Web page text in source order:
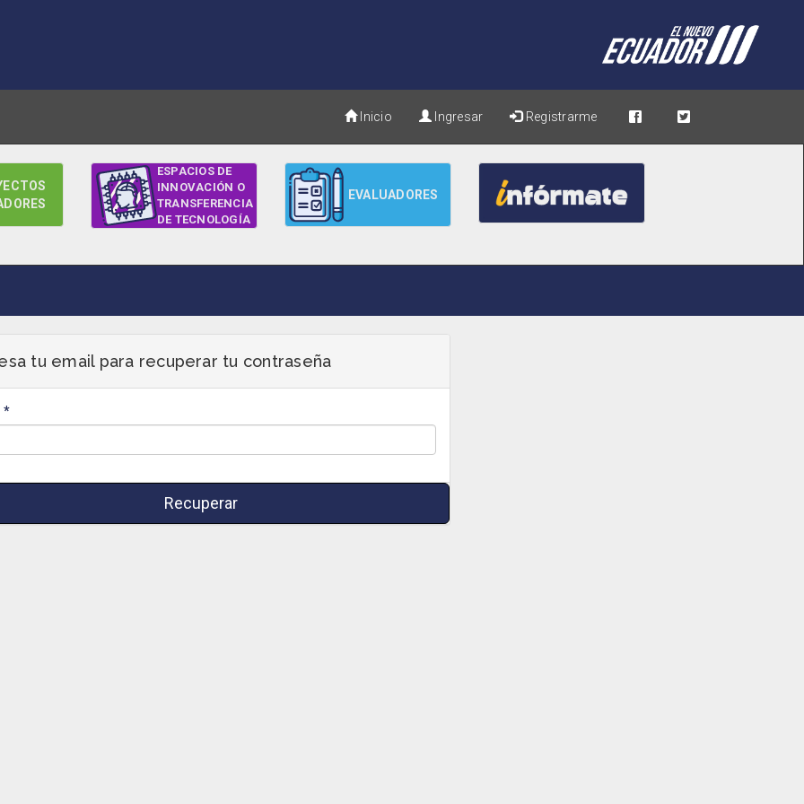
Inicio Ingresar Registrarme
ESPACIOS DE
INNOVACIÓN O
TRANSFERENCIA
DE TECNOLOGÍA
EVALUADORES
tu email para recuperar tu contraseña
Recuperar